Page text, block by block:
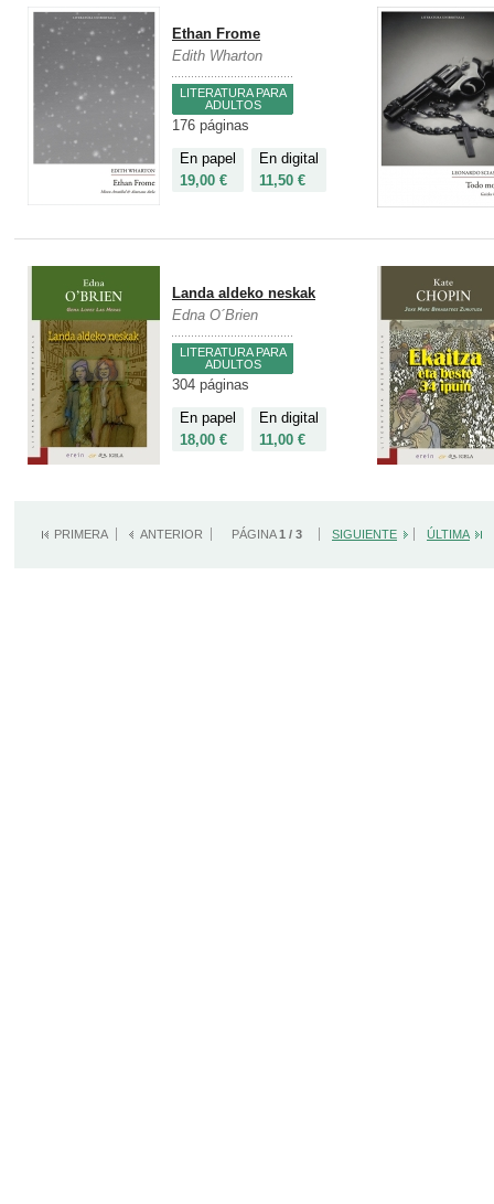
Ethan Frome
Edith Wharton
LITERATURA PARA
ADULTOS
176 páginas
En papel
19,00 €
En digital
11,50 €
Landa aldeko neskak
Edna O´Brien
LITERATURA PARA
ADULTOS
304 páginas
En papel
18,00 €
En digital
11,00 €
PRIMERA ANTERIOR PÁGINA1 / 3 SIGUIENTE ÚLTIMA